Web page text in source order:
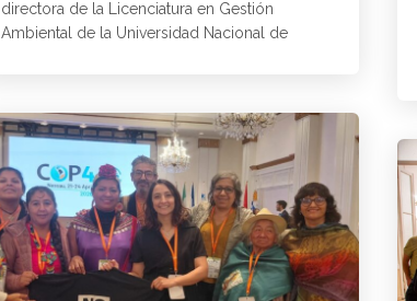
directora de la Licenciatura en Gestión
Ambiental de la Universidad Nacional de